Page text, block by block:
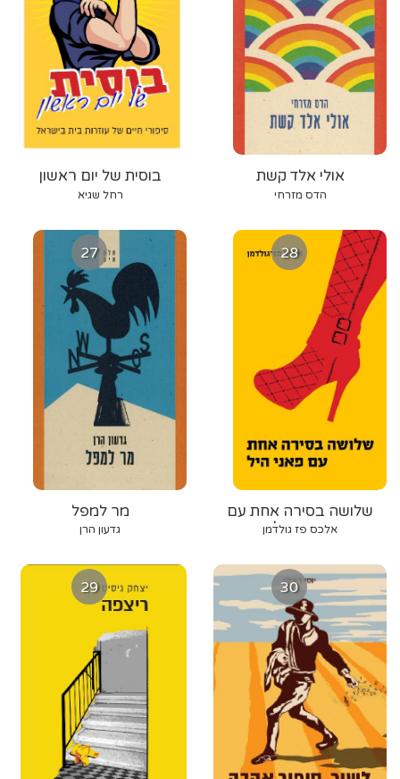
בוסית של יום ראשון
רחל שגיא
אולי אלד קשת
הדס מזרחי
27
מר למפל
גדעון הרן
28
שלושה בסירה אחת עם
פאני היל
אלכס פז גולדמן
29 30